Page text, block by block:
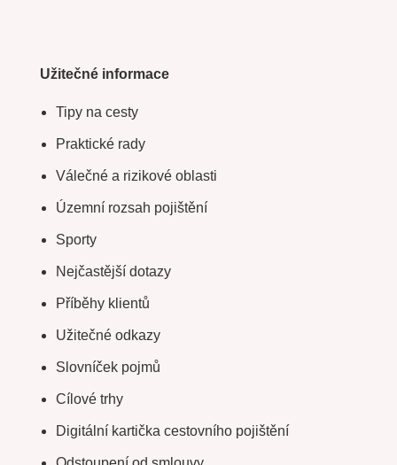
Užitečné informace
Tipy na cesty
Praktické rady
Válečné a rizikové oblasti
Územní rozsah pojištění
Sporty
Nejčastější dotazy
Příběhy klientů
Užitečné odkazy
Slovníček pojmů
Cílové trhy
Digitální kartička cestovního pojištění